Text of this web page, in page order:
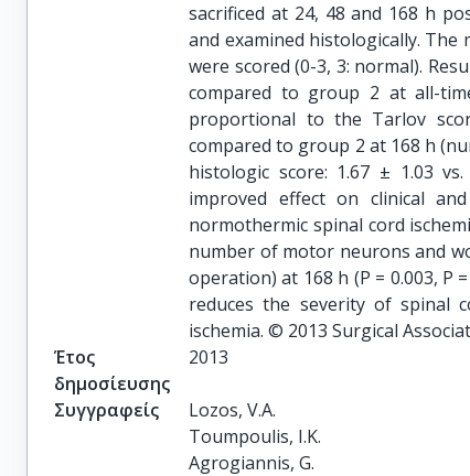
sacrificed at 24, 48 and 168 h
and examined histologically.
were scored (0-3, 3: normal).
compared to group 2 at all-
proportional to the Tarlov
compared to group 2 at 168 h
histologic score: 1.67 ± 1.03
improved effect on clinical
normothermic spinal cord
number of motor neurons and
operation) at 168 h (P = 0.003, P
reduces the severity of spinal
ischemia. © 2013 Surgical
Έτος
δημοσίευσης
2013
Συγγραφείς
Lozos, V.A.
Toumpoulis, I.K.
Agrogiannis, G.